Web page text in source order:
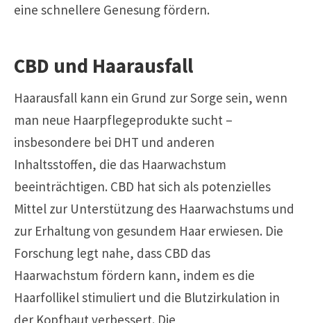
eine schnellere Genesung fördern.
CBD und Haarausfall
Haarausfall kann ein Grund zur Sorge sein, wenn
man neue Haarpflegeprodukte sucht –
insbesondere bei DHT und anderen
Inhaltsstoffen, die das Haarwachstum
beeinträchtigen. CBD hat sich als potenzielles
Mittel zur Unterstützung des Haarwachstums und
zur Erhaltung von gesundem Haar erwiesen. Die
Forschung legt nahe, dass CBD das
Haarwachstum fördern kann, indem es die
Haarfollikel stimuliert und die Blutzirkulation in
der Kopfhaut verbessert. Die